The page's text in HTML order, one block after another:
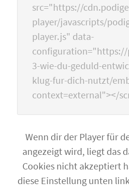
src="https://
player/javascripts/
player.js" data-
configuration="https://
3-wie-du-geduld-
klug-fur-dich-nutzt/
context=external"></
Wenn dir der Player für
angezeigt wird, liegt das
Cookies nicht akzeptiert
diese Einstellung unten